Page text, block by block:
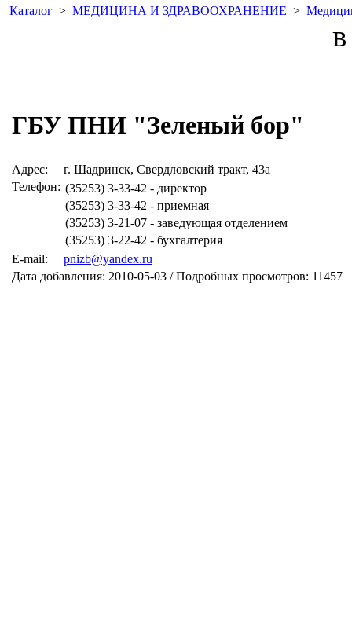
Каталог > МЕДИЦИНА И ЗДРАВООХРАНЕНИЕ >
ГБУ ПНИ "Зеленый бор"
Адрес:
г. Шадринск, Свердловский тракт, 43а
Телефон: (35253) 3-33-42 - директор
(35253) 3-33-42 - приемная
(35253) 3-21-07 - заведующая отделением
(35253) 3-22-42 - бухгалтерия
E-mail:
pnizb@yandex.ru
Дата добавления: 2010-05-03 / Подробных просмотров: 11457